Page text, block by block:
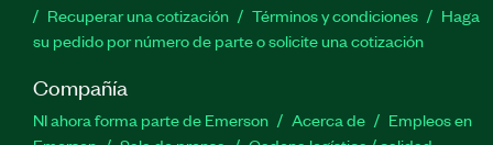
Recuperar una cotización
Términos y condiciones
Haga
su pedido por número de parte o solicite una cotización
Compañía
NI ahora forma parte de Emerson Acerca de
Empleos en